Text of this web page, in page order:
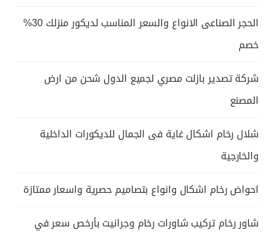
الحجر الصناعى الانواع والسعر المناسب لديكور منزلك 30%
خصم
شركة تصدير بازلت مصري لجميع الدول شحن من ارض
المصنع
شلال رخام اشكال غاية فى الجمال للديكورات الداخلية
والخارجية
احواض رخام اشكال وانواع بتصاميم حصرية واسعار ممتازة
شاور رخام تركيب شاورات رخام وجرانيت بأرخص سعر في